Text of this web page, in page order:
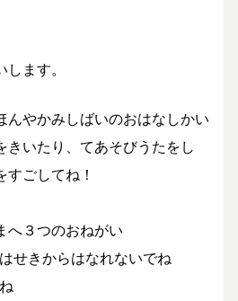
ます。
んやかみしばいのおはなしかい
きいたり、てあそびうたをし
ごしてね！
３つのおねがい
きからはなれないでね